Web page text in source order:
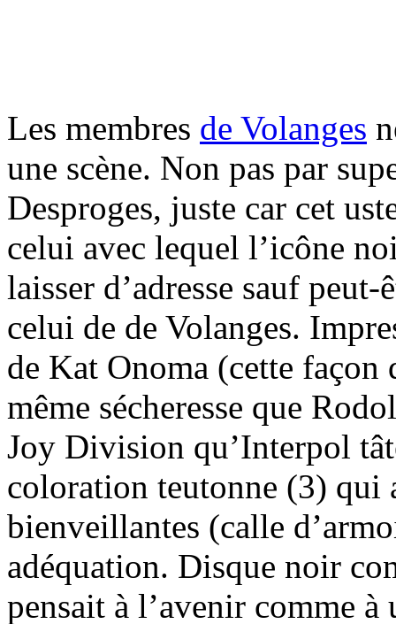
Les membres de Volanges
une scène. Non pas par
Desproges, juste car cet
celui avec lequel l’icône
laisser d’adresse sauf
celui de de Volanges.
de Kat Onoma (cette façon
même sécheresse que
Joy Division qu’Interpol
coloration teutonne (3) qui
bienveillantes (calle
adéquation. Disque noir
pensait à l’avenir comme